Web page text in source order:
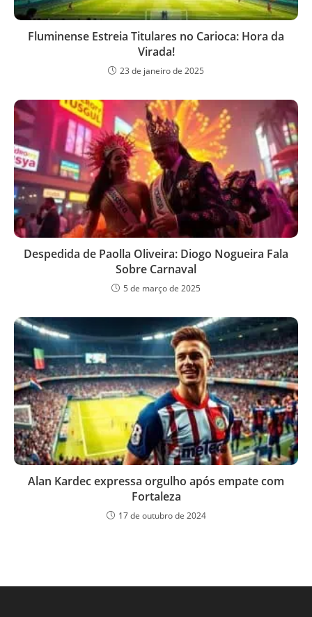
Fluminense Estreia Titulares no Carioca: Hora da
Virada!
23 de janeiro de 2025
Despedida de Paolla Oliveira: Diogo Nogueira Fala
Sobre Carnaval
5 de março de 2025
Alan Kardec expressa orgulho após empate com
Fortaleza
17 de outubro de 2024